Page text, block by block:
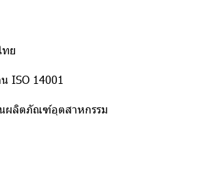
ทย
ISO 14001
นผลิตภัณฑ์อุตสาหกรรม